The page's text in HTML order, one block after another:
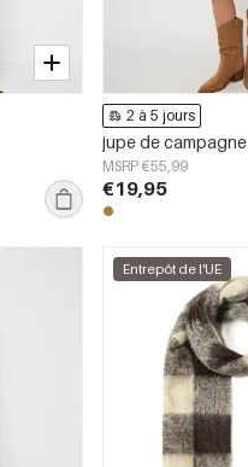
2 à 5 jours
jupe de campagne
MSRP €55,99
€19,95
Entrepôt de l'UE